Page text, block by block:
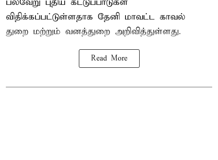
விதிக்கப்பட்டுள்ளதாக தேனி மாவட்ட காவல்
துறை மற்றும் வனத்துறை அறிவித்துள்ளது.
Read More